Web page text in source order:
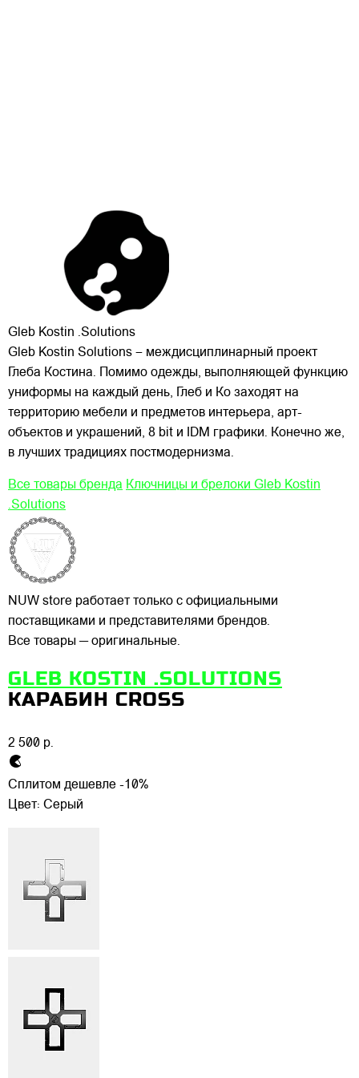
Gleb Kostin .Solutions
Gleb Kostin Solutions – междисциплинарный проект
Глеба Костина. Помимо одежды, выполняющей функцию
униформы на каждый день, Глеб и Ко заходят на
территорию мебели и предметов интерьера, арт-
объектов и украшений, 8 bit и IDM графики. Конечно же,
в лучших традициях постмодернизма.
Все товары бренда Ключницы и брелоки Gleb Kostin
.Solutions
NUW store работает только с официальными
поставщиками и представителями брендов.
Все товары — оригинальные.
GLEB KOSTIN .SOLUTIONS
КАРАБИН CROSS
2 500 р.
Сплитом дешевле -10%
Цвет: Серый